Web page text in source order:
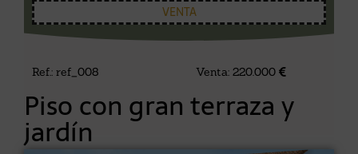
VENTA
Ref.: ref_008 Venta: 220.000
Piso con gran terraza y
jardín